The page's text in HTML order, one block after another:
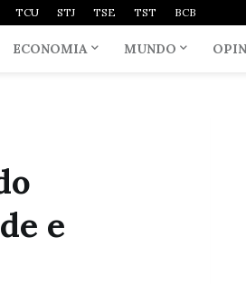
TCU STJ TSE TST BCB
ECONOMIA MUNDO
e